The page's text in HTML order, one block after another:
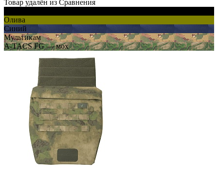
Товар удалён из Сравнения
Олива
Синий
Мультикам
A-TACS FG — мох